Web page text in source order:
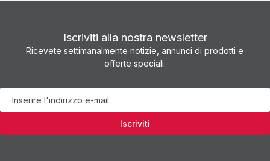
Iscriviti alla nostra newsletter
Ricevete settimanalmente notizie, annunci di prodotti e
offerte speciali.
Newsletter
Iscriviti